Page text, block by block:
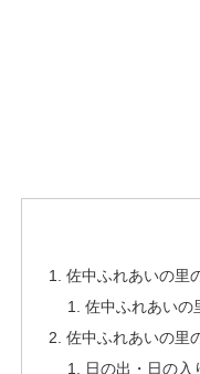
佐中ふれあいの里
佐中ふれあいの
佐中ふれあいの里
日の出・日の入